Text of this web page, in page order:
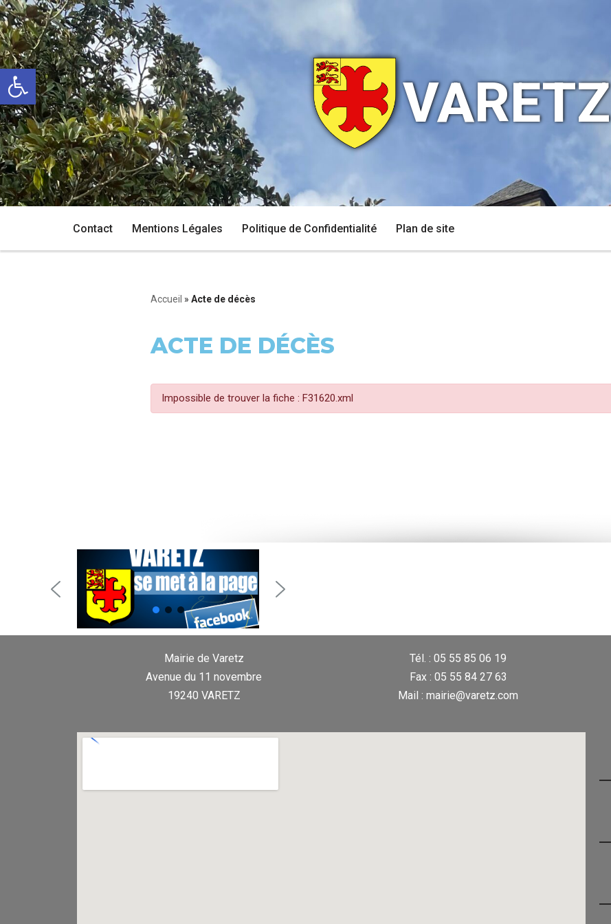
Ouvrir la barre d’outils
Aller
au
contenu
VARETZ
Contact Mentions Légales Politique de Confidentialité Plan de site
Accueil » Acte de décès
ACTE DE DÉCÈS
Impossible de trouver la fiche : F31620.xml
Mairie de Varetz
Avenue du 11 novembre
19240 VARETZ
Tél. : 05 55 85 06 19
Fax : 05 55 84 27 63
Mail : mairie@varetz.com